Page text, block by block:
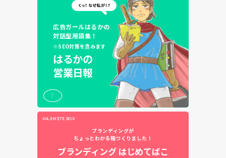
広告ガールはるかの
対話型用語集！
※SEO対策を含みます
はるかの
営業日報
HAJIMETE BOX
ブランディングが
ちょっとわかる箱つくりました！
ブランディング はじめてばこ